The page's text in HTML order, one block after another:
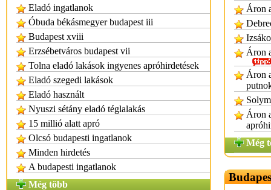
Eladó ingatlanok
Óbuda békásmegyer budapest iii
Budapest xviii
Erzsébetváros budapest vii
Tolna eladó lakások ingyenes apróhirdetések
Eladó szegedi lakások
Eladó használt
Nyuszi sétány eladó téglalakás
15 millió alatt apró
Olcsó budapesti ingatlanok
Minden hirdetés
A budapesti ingatlanok
Még több
Áron
Áron
Áron
Áron
Még